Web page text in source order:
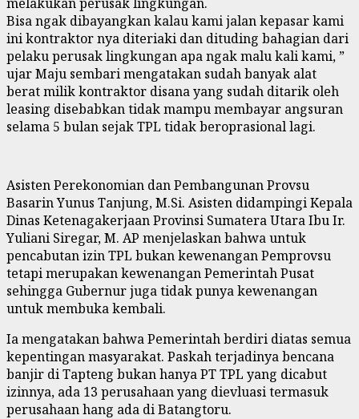
Bisa ngak dibayangkan kalau kami jalan kepasar kami
ini kontraktor nya diteriaki dan dituding bahagian dari
pelaku perusak lingkungan apa ngak malu kali kami, ”
ujar Maju sembari mengatakan sudah banyak alat
berat milik kontraktor disana yang sudah ditarik oleh
leasing disebabkan tidak mampu membayar angsuran
selama 5 bulan sejak TPL tidak beroprasional lagi.
Asisten Perekonomian dan Pembangunan Provsu
Basarin Yunus Tanjung, M.Si. Asisten didampingi Kepala
Dinas Ketenagakerjaan Provinsi Sumatera Utara Ibu Ir.
Yuliani Siregar, M. AP menjelaskan bahwa untuk
pencabutan izin TPL bukan kewenangan Pemprovsu
tetapi merupakan kewenangan Pemerintah Pusat
sehingga Gubernur juga tidak punya kewenangan
untuk membuka kembali.
Ia mengatakan bahwa Pemerintah berdiri diatas semua
kepentingan masyarakat. Paskah terjadinya bencana
banjir di Tapteng bukan hanya PT TPL yang dicabut
izinnya, ada 13 perusahaan yang dievluasi termasuk
perusahaan hang ada di Batangtoru.